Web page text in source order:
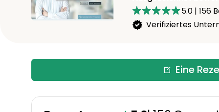
5.0 | 156
Verifiziertes
Eine